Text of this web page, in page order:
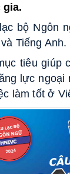
gia.
bộ Ngôn
Tiếng Anh.
tiêu giúp
lực ngoại
làm tốt ở